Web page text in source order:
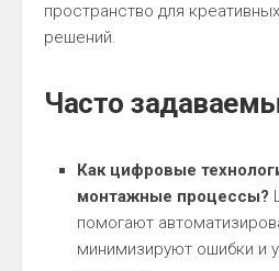
пространство для
решений.
Часто
Как цифровые
монтажные процессы?
помогают
минимизируют ошибки и